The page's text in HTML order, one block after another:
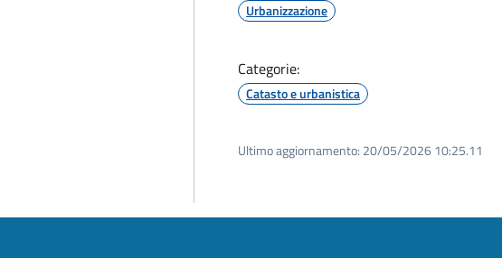
Urbanizzazione
Categorie:
Catasto e urbanistica
Ultimo aggiornamento: 20/05/2026 10:25.11